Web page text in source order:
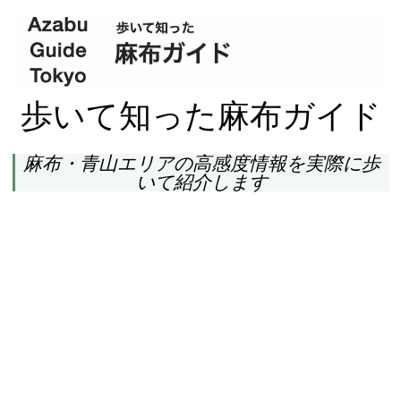
歩いて知った麻布ガイド
麻布・青山エリアの高感度情報を実際に歩
いて紹介します